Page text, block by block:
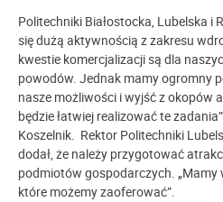
Politechniki Białostocka, Lubelska i
się dużą aktywnością z zakresu
kwestie komercjalizacji są dla
powodów. Jednak mamy ogromny
nasze możliwości i wyjść z okopów
będzie łatwiej realizować te
Koszelnik. Rektor Politechniki
dodał, że należy przygotować
podmiotów gospodarczych. „Mamy
które możemy zaoferować”.